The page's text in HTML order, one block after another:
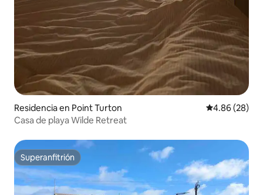
Residencia en Point Turton Calificación
4.86 (28)
Casa de playa Wilde Retreat
Superanfitrión
Superanfitrión